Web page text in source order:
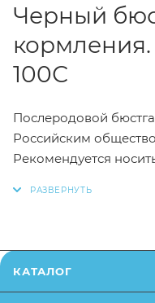
Черный
кормления.
100С
Послеродовой
Российским
Рекомендуется
расстегнуть одной
КАТАЛОГ